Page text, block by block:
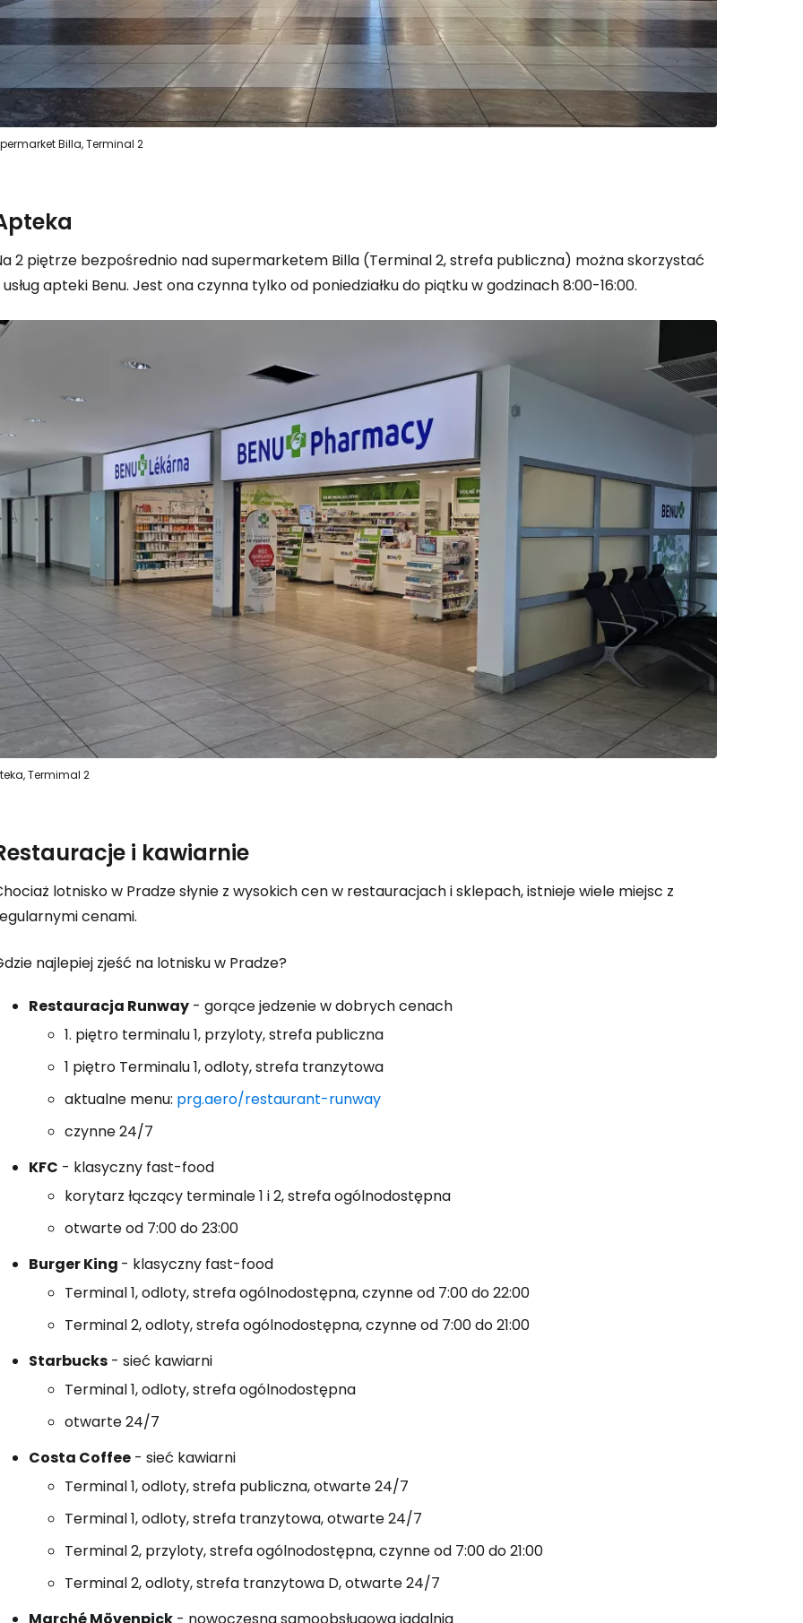
Billa, Terminal 2
2 piętrze bezpośrednio nad supermarketem Billa (Terminal 2, strefa publiczna) można skorzystać
usług apteki Benu. Jest ona czynna tylko od poniedziałku do piątku w godzinach 8:00-16:00.
Termimal 2
i kawiarnie
lotnisko w Pradze słynie z wysokich cen w restauracjach i sklepach, istnieje wiele miejsc z
cenami.
najlepiej zjeść na lotnisku w Pradze?
Restauracja Runway - gorące jedzenie w dobrych cenach
1. piętro terminalu 1, przyloty, strefa publiczna
1 piętro Terminalu 1, odloty, strefa tranzytowa
aktualne menu: prg.aero/restaurant-runway
czynne 24/7
KFC - klasyczny fast-food
korytarz łączący terminale 1 i 2, strefa ogólnodostępna
otwarte od 7:00 do 23:00
Burger King - klasyczny fast-food
Terminal 1, odloty, strefa ogólnodostępna, czynne od 7:00 do 22:00
Terminal 2, odloty, strefa ogólnodostępna, czynne od 7:00 do 21:00
Starbucks - sieć kawiarni
Terminal 1, odloty, strefa ogólnodostępna
otwarte 24/7
Costa Coffee - sieć kawiarni
Terminal 1, odloty, strefa publiczna, otwarte 24/7
Terminal 1, odloty, strefa tranzytowa, otwarte 24/7
Terminal 2, przyloty, strefa ogólnodostępna, czynne od 7:00 do 21:00
Terminal 2, odloty, strefa tranzytowa D, otwarte 24/7
Zaloguj się do Cestee
Kontynuuj z Facebookiem